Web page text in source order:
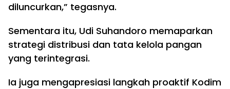
diluncurkan,” tegasnya.
Sementara itu, Udi Suhandoro memaparkan
strategi distribusi dan tata kelola pangan
yang terintegrasi.
Ia juga mengapresiasi langkah proaktif Kodim